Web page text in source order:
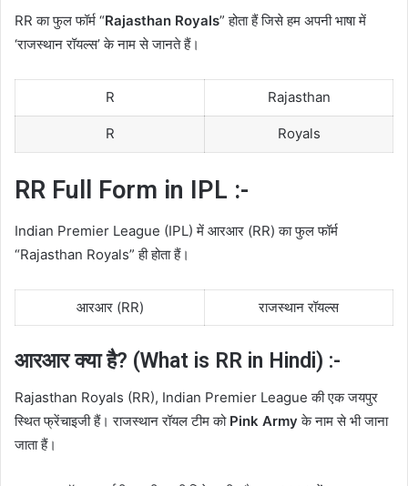
RR का फुल फॉर्म “Rajasthan Royals” होता हैं जिसे हम अपनी भाषा में
‘राजस्थान रॉयल्स’ के नाम से जानते हैं।
R Rajasthan
R Royals
RR Full Form in IPL :-
Indian Premier League (IPL) में आरआर (RR) का फुल फॉर्म
“Rajasthan Royals” ही होता हैं।
आरआर (RR) राजस्थान रॉयल्स
आरआर क्या है? (What is RR in Hindi) :-
Rajasthan Royals (RR), Indian Premier League की एक जयपुर
स्थित फ्रेंचाइजी हैं। राजस्थान रॉयल टीम को Pink Army के नाम से भी जाना
जाता हैं।